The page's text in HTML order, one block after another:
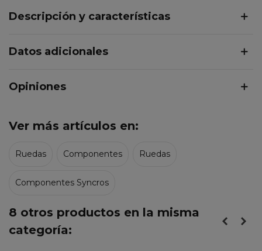
Descripción y características
Datos adicionales
Opiniones
Ver más artículos en:
Ruedas Componentes Ruedas
Componentes Syncros
8 otros productos en la misma
categoría: